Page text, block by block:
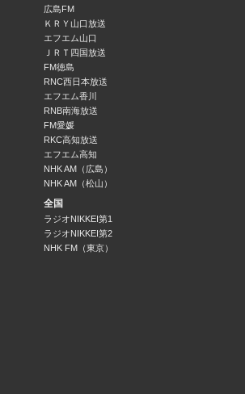
広島FM
ＫＲＹ山口放送
エフエム山口
ＪＲＴ四国放送
FM徳島
RNC西日本放送
エフエム香川
RNB南海放送
FM愛媛
RKC高知放送
エフエム高知
NHK AM（広島）
NHK AM（松山）
全国
ラジオNIKKEI第1
ラジオNIKKEI第2
NHK FM（東京）